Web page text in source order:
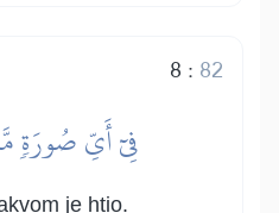
8 : 82
فِيٓ أَيِّ صُورَةٖ
je htio.